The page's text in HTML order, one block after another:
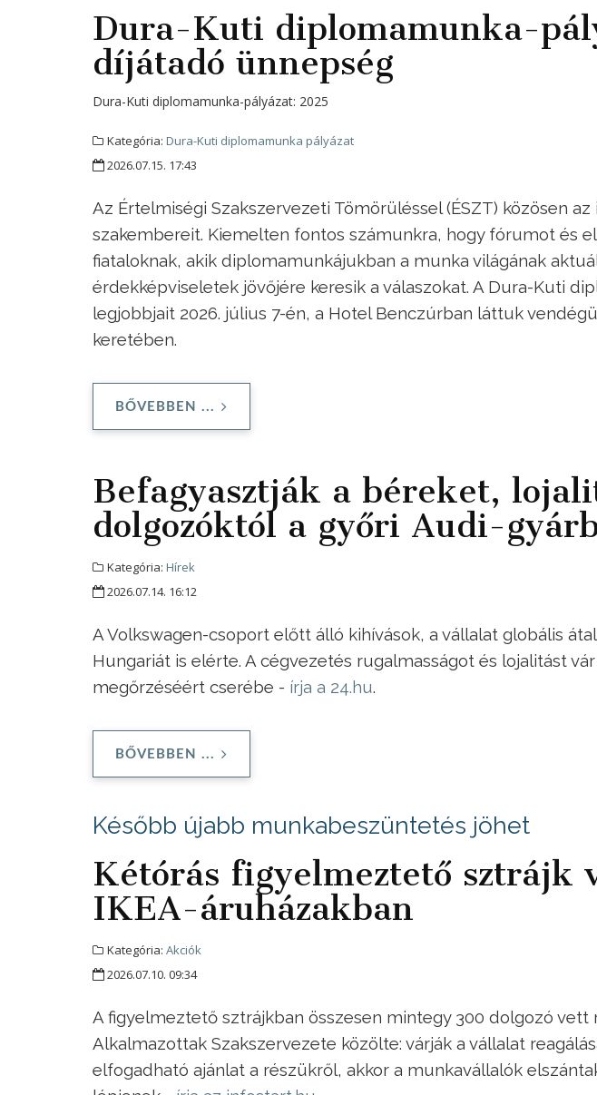
Dura-Kuti diplomamunka-
díjátadó ünnepség
Dura-Kuti diplomamunka-pályázat: 2025
Kategória: Dura-Kuti diplomamunka pályázat
2026.07.15. 17:43
Az Értelmiségi Szakszervezeti Tömörüléssel (ÉSZT) közösen
szakembereit. Kiemelten fontos számunkra, hogy fórumot és
fiataloknak, akik diplomamunkájukban a munka világának
érdekképviseletek jövőjére keresik a válaszokat. A Dura-Kuti
legjobbjait 2026. július 7-én, a Hotel Benczúrban láttuk
keretében.
BŐVEBBEN ...
Befagyasztják a béreket,
dolgozóktól a győri Audi-
Kategória: Hírek
2026.07.14. 16:12
A Volkswagen-csoport előtt álló kihívások, a vállalat globális
Hungariát is elérte. A cégvezetés rugalmasságot és lojalitást
megőrzéséért cserébe - írja a 24.hu.
BŐVEBBEN ...
Később újabb munkabeszüntetés jöhet
Kétórás figyelmeztető sztrájk
IKEA-áruházakban
Kategória: Akciók
2026.07.10. 09:34
A figyelmeztető sztrájkban összesen mintegy 300 dolgozó vett
Alkalmazottak Szakszervezete közölte: várják a vállalat
elfogadható ajánlat a részükről, akkor a munkavállalók